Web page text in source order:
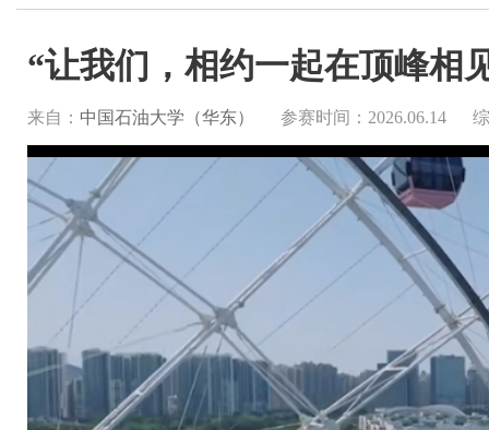
“让我们，相约一起在顶峰相
来自： 中国石油大学（华东） 参赛时间：2026.06.14